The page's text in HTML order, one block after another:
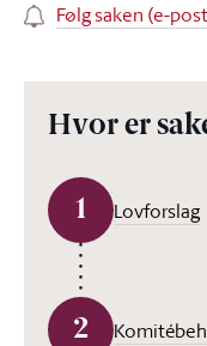
Følg saken (e-
Hvor er
1 Lovforslag
2